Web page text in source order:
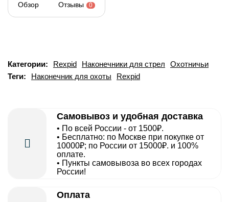
Обзор Отзывы 0
Категории: Rexpid Наконечники для стрел
Охотничьи
Теги:
Наконечник для охоты Rexpid
Самовывоз и удобная доставка
• По всей России - от 1500₽.
• Бесплатно: по Москве при покупке от
10000₽; по России от 15000₽. и 100%
оплате.
• Пункты самовывоза во всех городах
России!
Оплата